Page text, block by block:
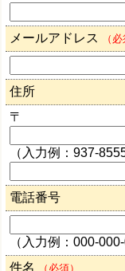
メールアドレス （必
住所
〒
（入力例：937-8555
電話番号
（入力例：000-000-
件名
（必須）